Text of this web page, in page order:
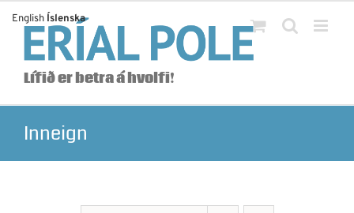
content
Lífið er betra á hvolfi!
Inneign
English Íslenska